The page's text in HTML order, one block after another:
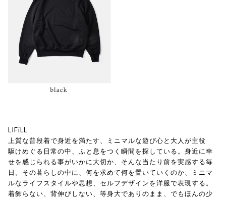
LIFiLL
上質な普段着で身近を満たす、ミニマルな遊び心と大人が主役
駆けめぐる日常の中、ふと息をつく瞬間を探している。身近に幸
せを感じられる事がいかに大切か、そんな当たり前を実感する毎
日。その暮らしの中に、何を求めて何を置いていくのか、ミニマ
ルなライフスタイルや思想、セルフデザインを洋服で表現する。
着飾らない、背伸びしない、等身大でありのまま、でもほんの少